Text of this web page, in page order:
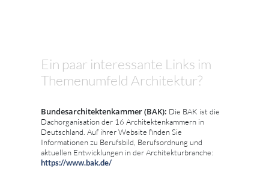
Ein paar interessante Links im
Themenumfeld Architektur?
Bundesarchitektenkammer (BAK): Die BAK ist die
Dachorganisation der 16 Architektenkammern in
Deutschland. Auf ihrer Website finden Sie
Informationen zu Berufsbild, Berufsordnung und
aktuellen Entwicklungen in der Architekturbranche:
https://www.bak.de/